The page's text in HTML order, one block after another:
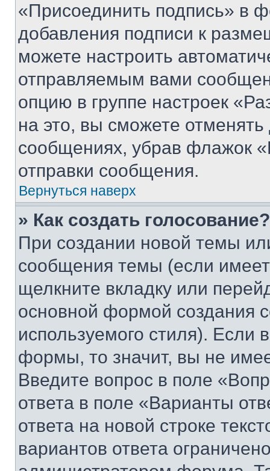
«Присоединить подпись» в
добавления подписи к
можете настроить
отправляемым вами
опцию в группе настроек
на это, вы сможете
сообщениях, убрав флажок
отправки сообщения.
Вернуться наверх
» Как создать голосование?
При создании новой темы
сообщения темы (если
щелкните вкладку или
основной формой создания
используемого стиля). Если
формы, то значит, вы не
Введите вопрос в поле
ответа в поле «Варианты
ответа на новой строке
вариантов ответа